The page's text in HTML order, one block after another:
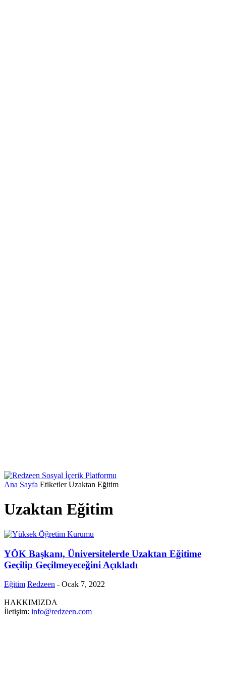
Ana Sayfa Etiketler Uzaktan Eğitim
Uzaktan Eğitim
YÖK Başkanı, Üniversitelerde Uzaktan Eğitime
Geçilip Geçilmeyeceğini Açıkladı
Eğitim Redzeen - Ocak 7, 2022
HAKKIMIZDA
İletişim: info@redzeen.com